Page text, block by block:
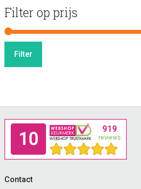
Filter op prijs
Filter
Footer
Contact